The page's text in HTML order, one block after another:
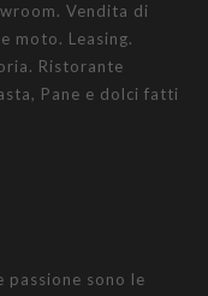
Vendita di
moto. Leasing.
Ristorante
Pane e dolci fatti
passione sono le